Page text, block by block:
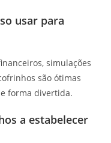
usar para
simulações
são ótimas
forma divertida.
a estabelecer